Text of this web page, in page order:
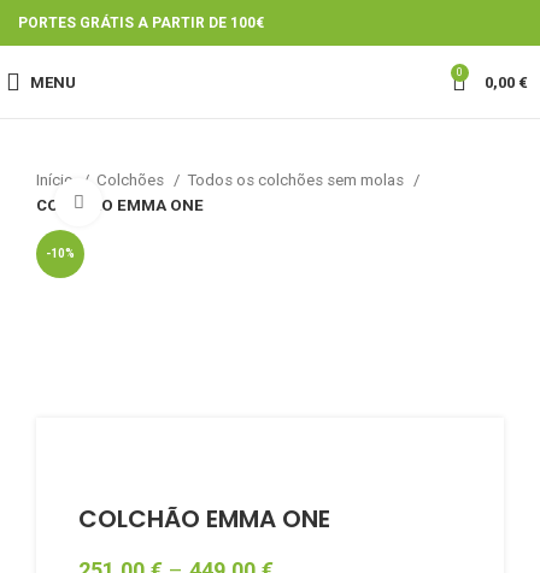
PORTES GRÁTIS A PARTIR DE 100€
MENU
0
0,00 €
Início Colchões
Todos os colchões sem molas
COLCHÃO EMMA ONE
-10%
Click to enlarge
COLCHÃO EMMA ONE